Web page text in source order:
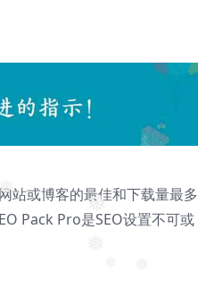
或博客的最佳和下载量最多
Pack Pro是SEO设置不可或